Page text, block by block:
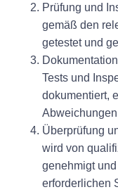
Prüfung und
gemäß den
getestet und
Tests und
dokumentiert,
Überprüfung
wird von
genehmigt
erforderlichen